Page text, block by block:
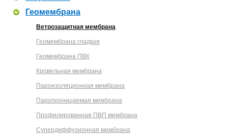
Геомембрана
Ветрозащитная мембрана
Геомембрана гладкая
Геомембрана ПВХ
Кровельная мембрана
Пароизоляционная мембрана
Паропроницаемая мембрана
Профилированная ПВП мембрана
Супердиффузионная мембрана